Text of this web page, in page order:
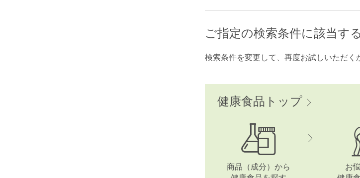
ご指定の検索条件に該当す
検索条件を変更して、再度お試しいただく
健康食品トップ
商品（成分）から
お